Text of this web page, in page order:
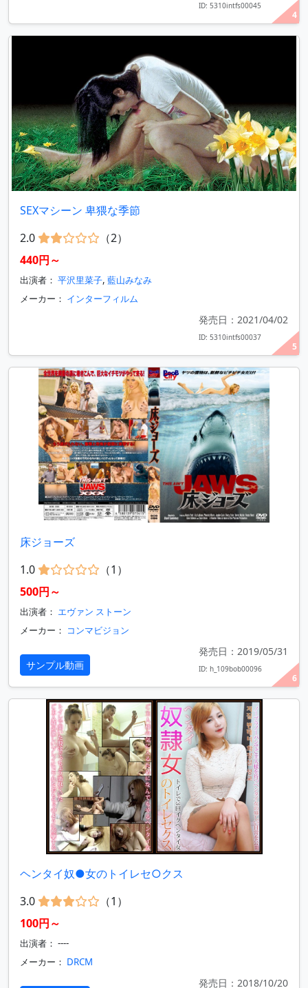
4
ID: 5310intfs00045
5
SEXマシーン 卑猥な季節
2.0
（2）
440円～
出演者： 平沢里菜子, 藍山みなみ
メーカー： インターフィルム
発売日：2021/04/02
ID: 5310intfs00037
6
床ジョーズ
1.0
（1）
500円～
出演者： エヴァン ストーン
メーカー： コンマビジョン
サンプル動画
発売日：2019/05/31
ID: h_109bob00096
ヘンタイ奴●女のトイレセ○クス
3.0
（1）
100円～
出演者： ----
メーカー： DRCM
発売日：2018/10/20